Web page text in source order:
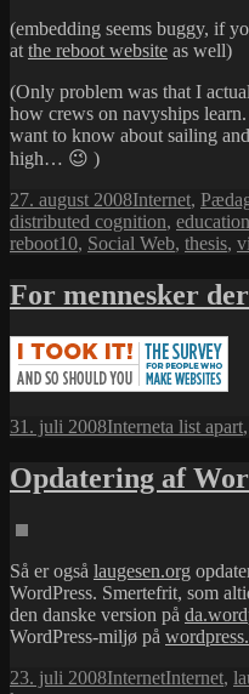
(embedding seems buggy, if
at the reboot website as well)
(Only problem was that I
how crews on navyships
want to know about sailing
high… 😉 )
Udgivet
i
27. august 2008Kategorier
Internet,
distributed cognition, education
reboot10, Social Web, thesis,
For mennesker
Udgivet
31. juli 2008Kategorier
InternetTags
a list apart,
Opdatering af
Så er også laugesen.org
WordPress. Smertefrit, som
den danske version på
WordPress-miljø på
Udgivet
23. juli 2008Kategorier
InternetTags
Internet,